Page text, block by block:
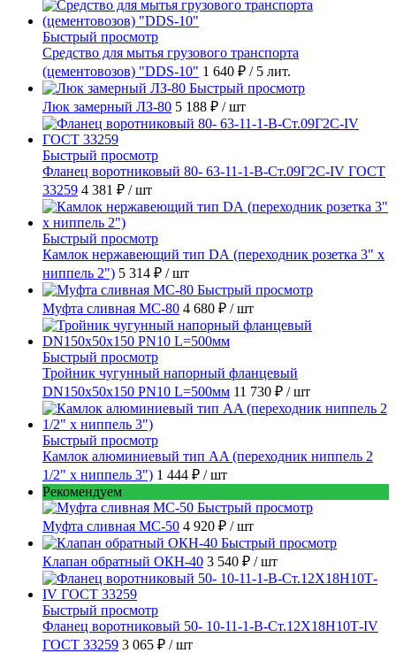
Быстрый просмотр
Средство для мытья грузового транспорта
(цементовозов) "DDS-10" 1 640 ₽ / 5 лит.
Быстрый просмотр
Люк замерный ЛЗ-80 5 188 ₽ / шт
Быстрый просмотр
Фланец воротниковый 80- 63-11-1-B-Ст.09Г2С-IV ГОСТ
33259 4 381 ₽ / шт
Быстрый просмотр
Камлок нержавеющий тип DА (переходник розетка 3" х
ниппель 2") 5 314 ₽ / шт
Быстрый просмотр
Муфта сливная МС-80 4 680 ₽ / шт
Быстрый просмотр
Тройник чугунный напорный фланцевый
DN150х50х150 PN10 L=500мм 11 730 ₽ / шт
Быстрый просмотр
Камлок алюминиевый тип AA (переходник ниппель 2
1/2" х ниппель 3") 1 444 ₽ / шт
Рекомендуем
Быстрый просмотр
Муфта сливная МС-50 4 920 ₽ / шт
Быстрый просмотр
Клапан обратный ОКН-40 3 540 ₽ / шт
Быстрый просмотр
Фланец воротниковый 50- 10-11-1-B-Ст.12Х18Н10Т-IV
ГОСТ 33259 3 065 ₽ / шт